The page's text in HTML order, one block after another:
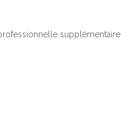
supplémentaire.